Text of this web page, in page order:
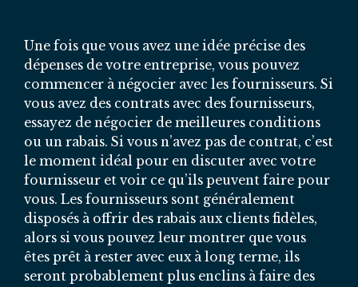
Une fois que vous avez une idée précise des
dépenses de votre entreprise, vous pouvez
commencer à négocier avec les fournisseurs. Si
vous avez des contrats avec des fournisseurs,
essayez de négocier de meilleures conditions
ou un rabais. Si vous n’avez pas de contrat, c’est
le moment idéal pour en discuter avec votre
fournisseur et voir ce qu’ils peuvent faire pour
vous. Les fournisseurs sont généralement
disposés à offrir des rabais aux clients fidèles,
alors si vous pouvez leur montrer que vous
êtes prêt à rester avec eux à long terme, ils
seront probablement plus enclins à faire des